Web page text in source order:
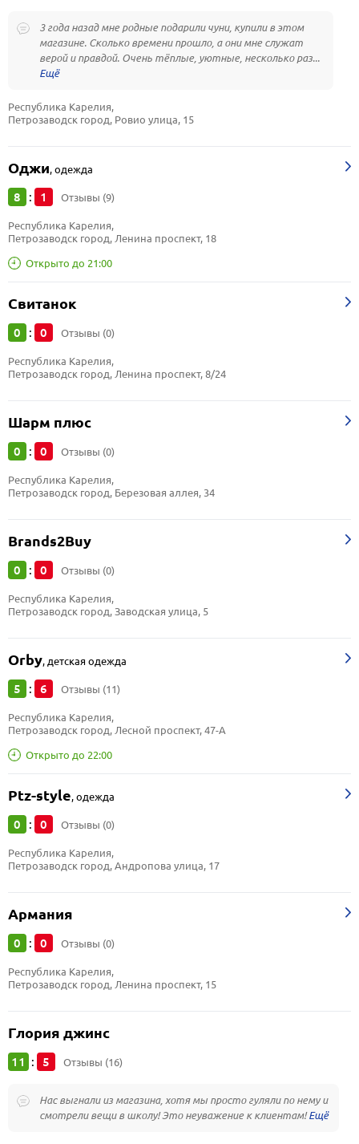
3 года назад мне родные подарили чуни, купили в этом
магазине. Сколько времени прошло, а они мне служат
верой и правдой. Очень тёплые, уютные, несколько раз...
Республика Карелия,
Петрозаводск город, Ровио улица, 15
Оджи,одежда
8 : 1 Отзывы (9)
Открыто до 21:00
Республика Карелия,
Петрозаводск город, Ленина проспект, 18
Свитанок
0 : 0 Отзывы (0)
Республика Карелия,
Петрозаводск город, Ленина проспект, 8/24
Шарм плюс
0 : 0 Отзывы (0)
Республика Карелия,
Петрозаводск город, Березовая аллея, 34
Brands2Buy
0 : 0 Отзывы (0)
Республика Карелия,
Петрозаводск город, Заводская улица, 5
Orby, детская одежда
5 : 6 Отзывы (11)
Открыто до 22:00
Республика Карелия,
Петрозаводск город, Лесной проспект, 47-А
Ptz-style,одежда
0 : 0 Отзывы (0)
Республика Карелия,
Петрозаводск город, Андропова улица, 17
Армания
0 : 0 Отзывы (0)
Республика Карелия,
Петрозаводск город, Ленина проспект, 15
Глория джинс
11 : 5 Отзывы (16)
Нас выгнали из магазина, хотя мы просто гуляли по нему и
смотрели вещи в школу! Это неуважение к клиентам!